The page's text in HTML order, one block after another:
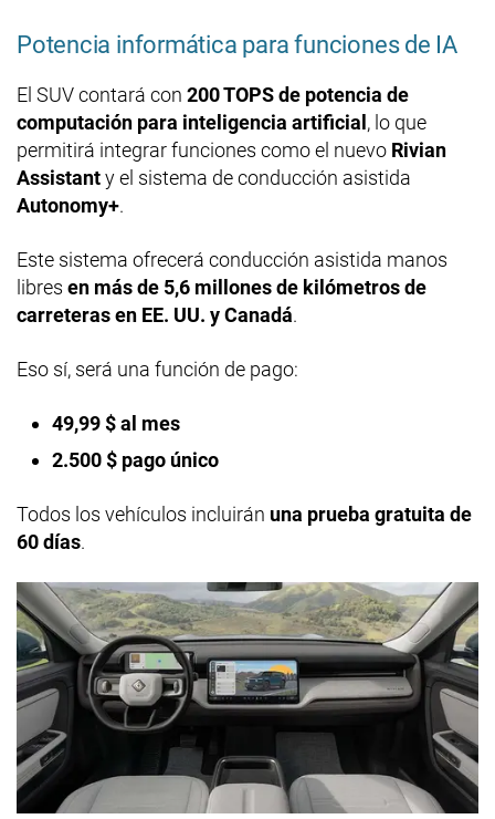
Potencia informática para funciones de IA
El SUV contará con 200 TOPS de potencia de
computación para inteligencia artificial, lo que
permitirá integrar funciones como el nuevo Rivian
Assistanty el sistema de conducción asistida
Autonomy+.
Este sistema ofrecerá conducción asistida manos
libres en más de 5,6 millones de kilómetros de
carreteras en EE. UU. y Canadá.
Eso sí, será una función de pago:
49,99 $ al mes
2.500 $ pago único
Todos los vehículos incluirán una prueba gratuita de
60 días.